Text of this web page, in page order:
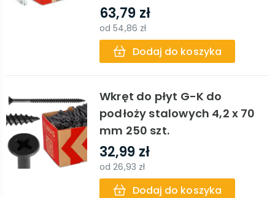
63,79 zł
od54,86 zł
Dodaj do koszyka
Wkręt do płyt G-K do
podłoży stalowych 4,2 x 70
mm 250 szt.
32,99 zł
od26,93 zł
Dodaj do koszyka